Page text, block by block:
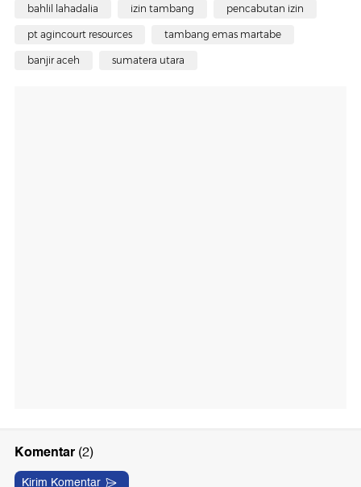
bahlil lahadalia izin tambang pencabutan izin
pt agincourt resources tambang emas martabe
banjir aceh sumatera utara